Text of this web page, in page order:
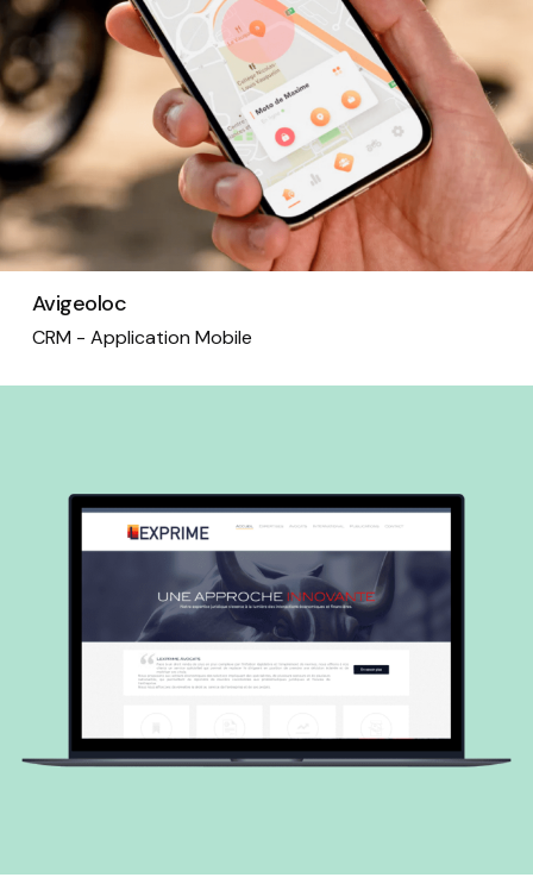
Avigeoloc
CRM - Application Mobile